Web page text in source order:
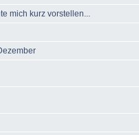
mich kurz vorstellen...